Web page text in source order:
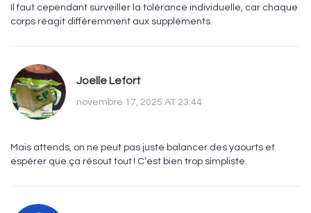
Il faut cependant surveiller la tolérance individuelle, car chaque
corps réagit différemment aux suppléments.
Joelle Lefort
novembre 17, 2025 AT 23:44
Mais attends, on ne peut pas juste balancer des yaourts et
espérer que ça résout tout ! C’est bien trop simpliste.